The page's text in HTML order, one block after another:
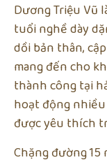
Dương Triệu Vũ
tuổi nghề dày
dồi bản thân,
mang đến cho
thành công tại
hoạt động
được yêu thích
Chặng đường